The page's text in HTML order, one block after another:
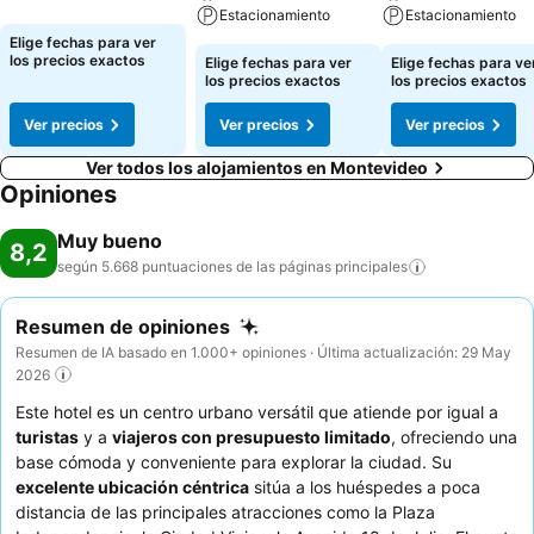
Elige fechas para ver
los precios exactos
Ver precios
Estacionamiento
Elige fechas para ver
los precios exactos
Ver precios
Estacionamiento
Elige fechas para
los precios exactos
Ver precios
Ver todos los alojamientos en Montevideo
Opiniones
8,2 Muy bueno
según 5.668 puntuaciones de las páginas principales
Resumen de opiniones
Resumen de IA basado en 1.000+ opiniones · Última actualización: 29 May
2026
Este hotel es un centro urbano versátil que atiende por igual a
turistas y a viajeros con presupuesto limitado, ofreciendo una
base cómoda y conveniente para explorar la ciudad. Su
excelente ubicación céntrica sitúa a los huéspedes a poca
distancia de las principales atracciones como la Plaza